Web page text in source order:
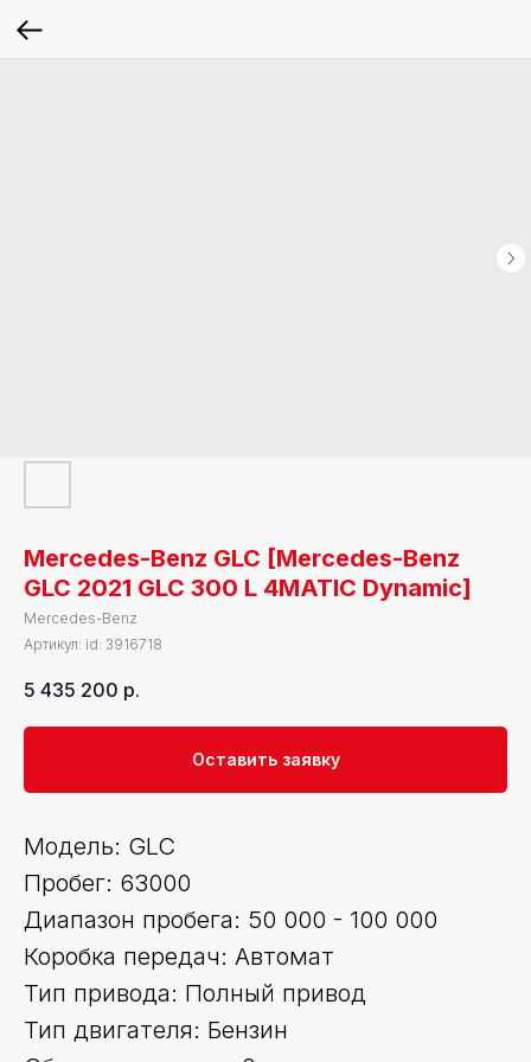
Mercedes-Benz GLC [Mercedes-Benz
GLC 2021 GLC 300 L 4MATIC Dynamic]
Mercedes-Benz
Артикул: id: 3916718
5 435 200 р.
Оставить заявку
Модель: GLC
Пробег: 63000
Диапазон пробега: 50 000 - 100 000
Коробка передач: Автомат
Тип привода: Полный привод
Тип двигателя: Бензин